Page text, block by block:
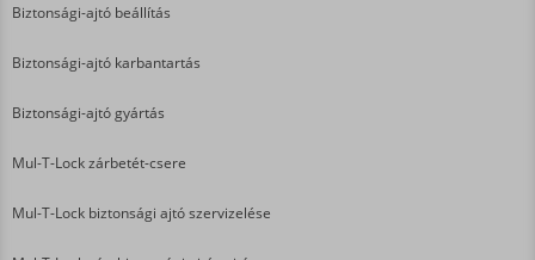
Biztonsági-ajtó beállítás
Biztonsági-ajtó karbantartás
Biztonsági-ajtó gyártás
Mul-T-Lock zárbetét-csere
Mul-T-Lock biztonsági ajtó szervizelése